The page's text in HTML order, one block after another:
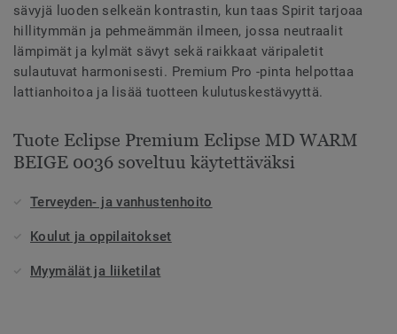
sävyjä luoden selkeän kontrastin, kun taas Spirit tarjoaa
hillitymmän ja pehmeämmän ilmeen, jossa neutraalit
lämpimät ja kylmät sävyt sekä raikkaat väripaletit
sulautuvat harmonisesti. Premium Pro -pinta helpottaa
lattianhoitoa ja lisää tuotteen kulutuskestävyyttä.
Tuote Eclipse Premium Eclipse MD WARM
BEIGE 0036 soveltuu käytettäväksi
Terveyden- ja vanhustenhoito
Koulut ja oppilaitokset
Myymälät ja liiketilat